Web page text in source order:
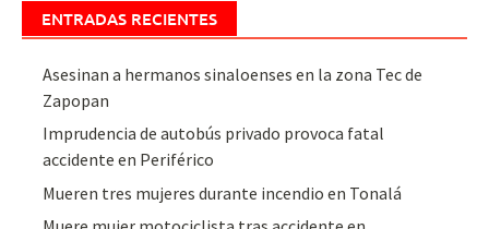
ENTRADAS RECIENTES
Asesinan a hermanos sinaloenses en la zona Tec de
Zapopan
Imprudencia de autobús privado provoca fatal
accidente en Periférico
Mueren tres mujeres durante incendio en Tonalá